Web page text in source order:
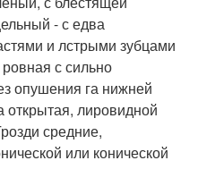
- с едва
и лстрыми зубцами
с сильно
опушения га нижней
лировидной
средние,
или конической